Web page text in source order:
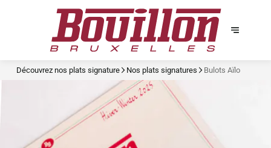
Découvrez nos plats signature Nos plats signatures Bulots Aïlo